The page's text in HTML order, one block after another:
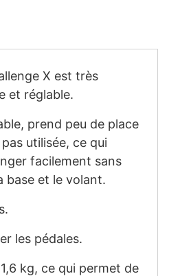
X est très
et réglable.
prend peu de place
pas utilisée, ce qui
facilement sans
base et le volant.
les pédales.
kg, ce qui permet de